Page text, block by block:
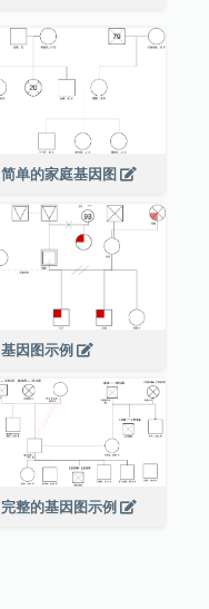
简单的家庭基因图
基因图示例
完整的基因图示例